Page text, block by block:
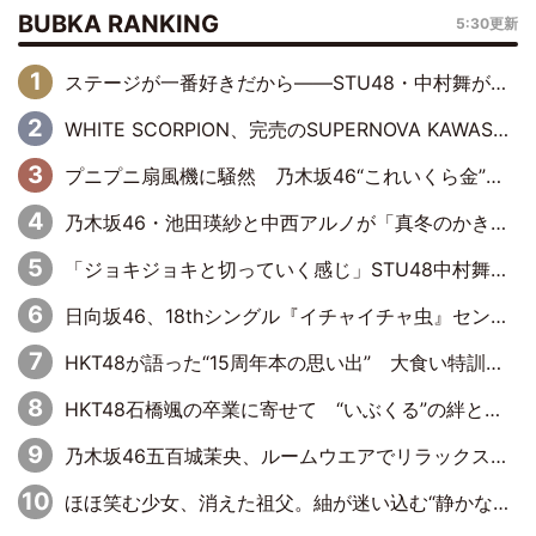
BUBKA RANKING 5:30更新
ステージが一番好きだから――STU48・中村舞が描く“これからの私”
WHITE SCORPION、完売のSUPERNOVA KAWASAKIで沸いた“着席型LIVE” 『BASE Live #16』昼公演リポート
プニプニ扇風機に騒然 乃木坂46“これいくら金”延長中は今回もわちゃわちゃ全開
乃木坂46・池田瑛紗と中西アルノが「真冬のかき氷」騒動で火花散らす！ 因縁の裏にあるのは、逆境をともに“凌”ぐ似た者同士の絆
「ジョキジョキと切っていく感じ」STU48中村舞、新しい挑戦は自らの手で
日向坂46、18thシングル『イチャイチャ虫』センターは正源司陽子に決定& 佐藤優羽や平岡海月など、“ひなた坂46”からの選抜入りも注目！
HKT48が語った“15周年本の思い出” 大食い特訓・守護霊企画・制服グラビア…盛りだくさんの裏話
HKT48石橋颯の卒業に寄せて “いぶくる”の絆と後輩・龍頭綺音の決意
乃木坂46五百城茉央、ルームウエアでリラックス「今回のグラビアを見て成長を感じていただけるとうれしい」
ほほ笑む少女、消えた祖父。紬が迷い込む“静かな恐怖”――『路地裏ホテル』EP4